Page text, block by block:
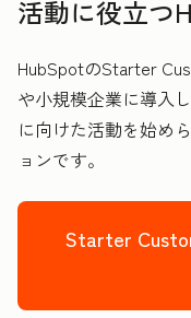
活動に役立つ
HubSpotのStarter
や小規模企業に導入
に向けた活動を始め
ョンです。
Starter